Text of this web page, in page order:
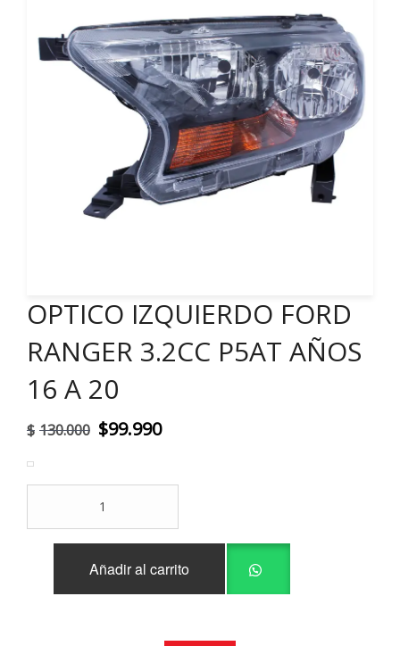
OPTICO IZQUIERDO FORD
RANGER 3.2CC P5AT AÑOS
16 A 20
$ 130.000 El
original
era:
$130.000.
$99.990El
actual
$99.990.
FORD
RANGER
Añadir al carrito